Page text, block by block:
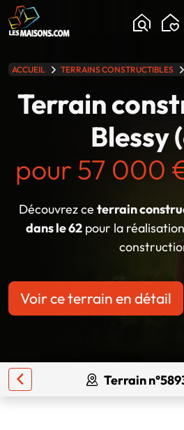
Chargement...
ACCUEIL TERRAINS CONSTRUCTIBLES
Terrain
Blessy
pour 57 000
Découvrez ce terrain
dans le 62pour la
Voir ce terrain en détail
Terrain